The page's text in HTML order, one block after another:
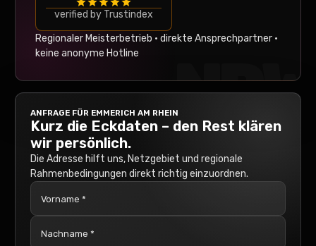
NRW
verified by Trustindex
Regionaler Meisterbetrieb · direkte Ansprechpartner ·
keine anonyme Hotline
ANFRAGE FÜR EMMERICH AM RHEIN
Kurz die Eckdaten – den Rest klären
wir persönlich.
Die Adresse hilft uns, Netzgebiet und regionale
Rahmenbedingungen direkt richtig einzuordnen.
Vorname *
Nachname *